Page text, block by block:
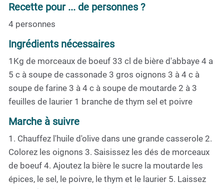
Recette pour ... de personnes ?
4 personnes
Ingrédients nécessaires
1Kg de morceaux de boeuf 33 cl de bière d'abbaye 4 a
5 c à soupe de cassonade 3 gros oignons 3 à 4 c à
soupe de farine 3 à 4 c à soupe de moutarde 2 à 3
feuilles de laurier 1 branche de thym sel et poivre
Marche à suivre
1. Chauffez l'huile d'olive dans une grande casserole 2.
Colorez les oignons 3. Saisissez les dés de morceaux
de boeuf 4. Ajoutez la bière le sucre la moutarde les
épices, le sel, le poivre, le thym et le laurier 5. Laissez